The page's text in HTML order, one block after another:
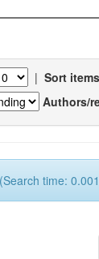
| Sort
Authors/
time: